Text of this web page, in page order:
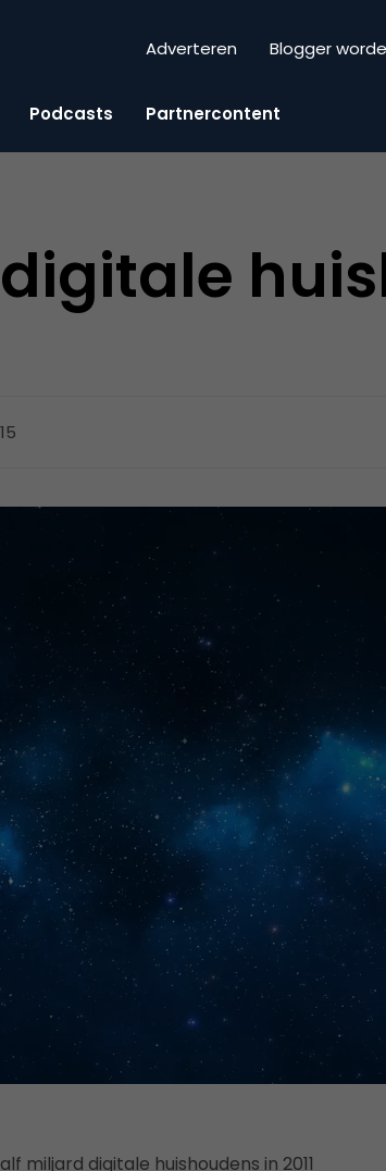
Adverteren Blogger
Podcasts Partnercontent